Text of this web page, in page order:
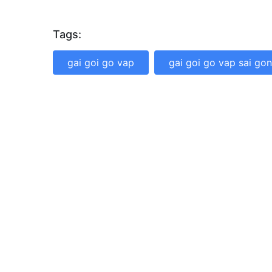
Tags:
gai goi go vap gai goi go vap sai gon